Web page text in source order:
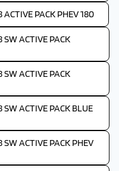
PACK PHEV 180
ACTIVE PACK
ACTIVE PACK
ACTIVE PACK BLUE
ACTIVE PACK PHEV